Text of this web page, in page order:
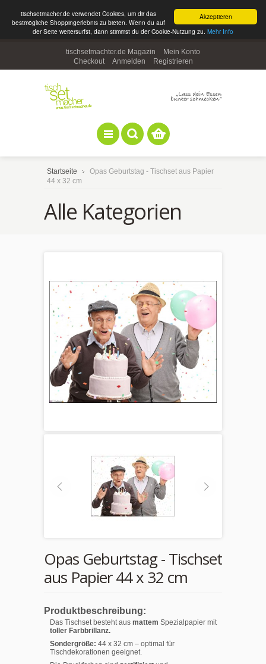
Akzeptieren
tischsetmacher.de verwendet Cookies, um dir das
bestmögliche Shoppingerlebnis zu bieten. Wenn du auf
der Seite weitersurfst, dann stimmst du der Cookie-Nutzung zu. Mehr Info
tischsetmachter.de Magazin
Mein Konto
Checkout
Anmelden Registrieren
Startseite
Opas Geburtstag - Tischset aus Papier
44 x 32 cm
Alle Kategorien
Opas Geburtstag - Tischset
aus Papier 44 x 32 cm
Produktbeschreibung:
Das Tischset besteht aus mattem Spezialpapier mit
toller Farbbrillanz.
Sondergröße: 44 x 32 cm – optimal für
Tischdekorationen geeignet.